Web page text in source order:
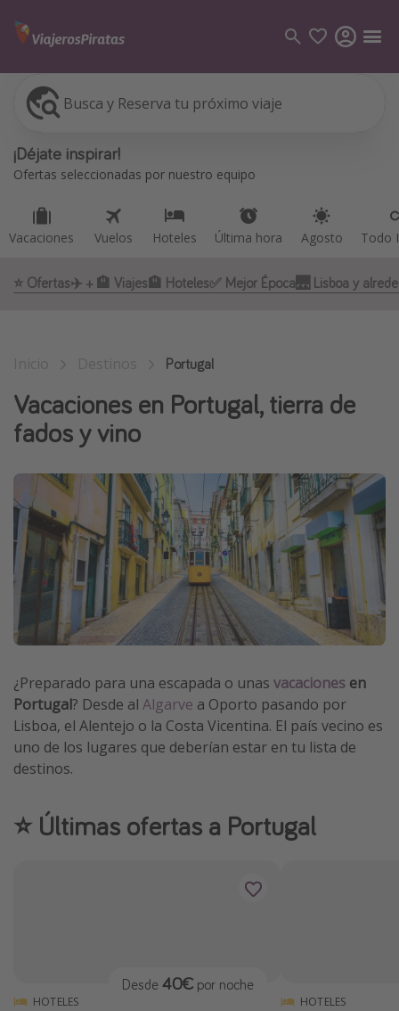
Busca y Reserva tu próximo viaje
¡Déjate inspirar!
Ofertas seleccionadas por nuestro equipo
Vacaciones Vuelos Hoteles Última hora Agosto Todo
Vacaciones
Vuelos
Viajes
Grecia
Marruecos
Islas Baleares
México
Tailandia
Maldivas
Albania
Inspiración para viajes
Camping
Glamping
Viajes en tren
Viajar sola como mujer
Ofertas para Vacaciones Activas
Vacaciones de Playa
Cruceros por el Mediterráneo
⭐️ Ofertas✈️ + 🏨 Viajes🏨 Hoteles✅ Mejor Época🌉 Lisboa y
Portugal
Vacaciones en Portugal, tierra de
fados y vino
¿Preparado para una escapada o unas vacaciones en
Portugal? Desde al Algarve a Oporto pasando por
Lisboa, el Alentejo o la Costa Vicentina. El país vecino es
uno de los lugares que deberían estar en tu lista de
destinos.
⭐️ Últimas ofertas a Portugal
HOTELES
Desde 40€ por noche
HOTELES